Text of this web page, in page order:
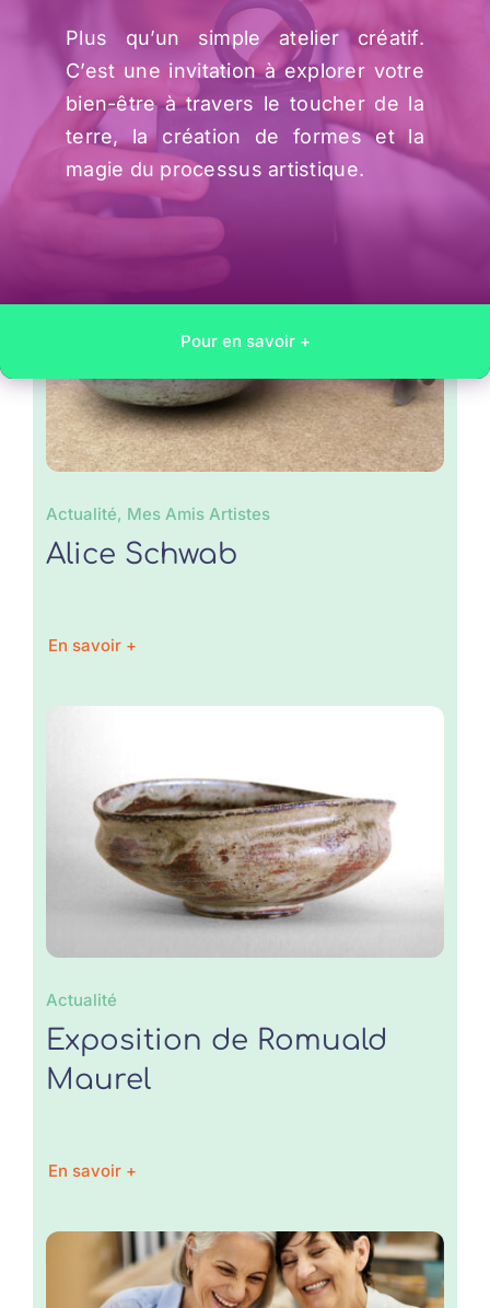
Détails & Inscription
°°° Voir aussi °°°
Actualité, Mes Amis Artistes
Alice Schwab
En savoir +
Actualité
Exposition de Romuald
Maurel
En savoir +
Plus qu’un simple atelier créatif.
C’est une invitation à explorer votre
bien-être à travers le toucher de la
terre, la création de formes et la
magie du processus artistique.
Pour en savoir +